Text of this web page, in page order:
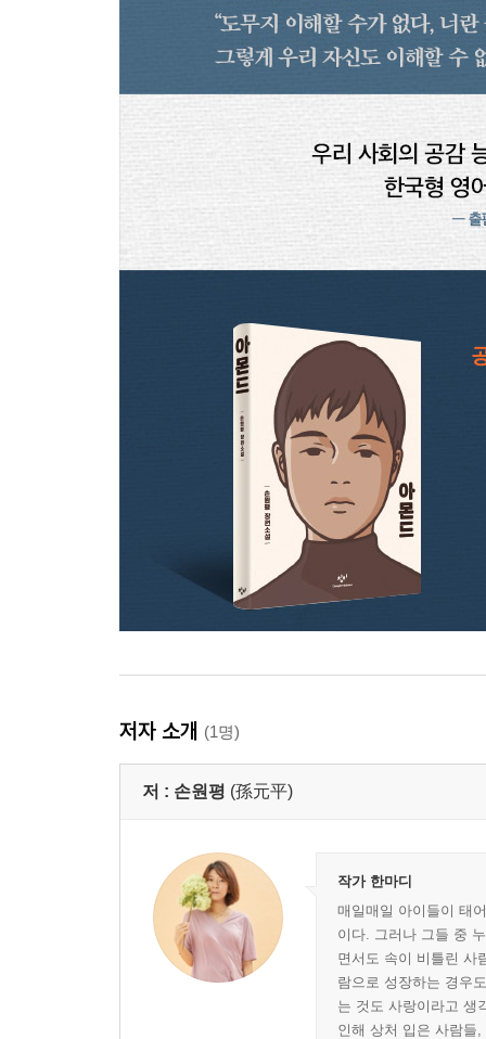
저자 소개 (1명)
저 : 손원평 (孫元平)
작가 한마디
매일매일 아이들이 태
이다. 그러나 그들 중
면서도 속이 비틀린 사
람으로 성장하는 경우
는 것도 사랑이라고 생
인해 상처 입은 사람들